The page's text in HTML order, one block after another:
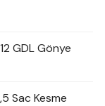
GDL Gönye
Sac Kesme